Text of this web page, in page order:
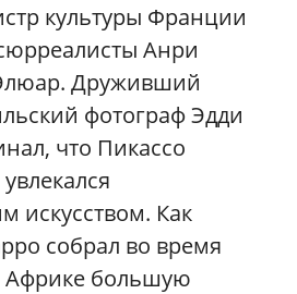
культуры Франции
Анри
Друживший
фотограф Эдди
что Пикассо
искусством. Как
собрал во время
Африке большую